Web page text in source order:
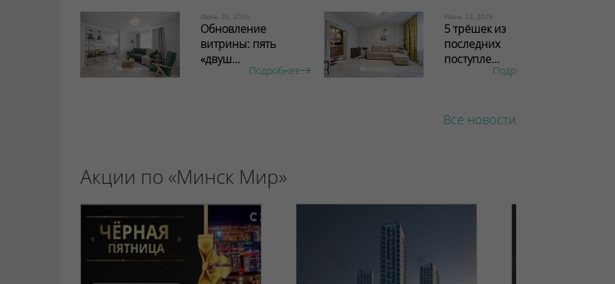
Июнь 26, 2026
Обновление
витрины: пять
«двуш...
Подробнее
Июнь 22, 2026
5 трёшек из
последних
поступле...
Подробнее
Все новости
Акции по «Минск Мир»